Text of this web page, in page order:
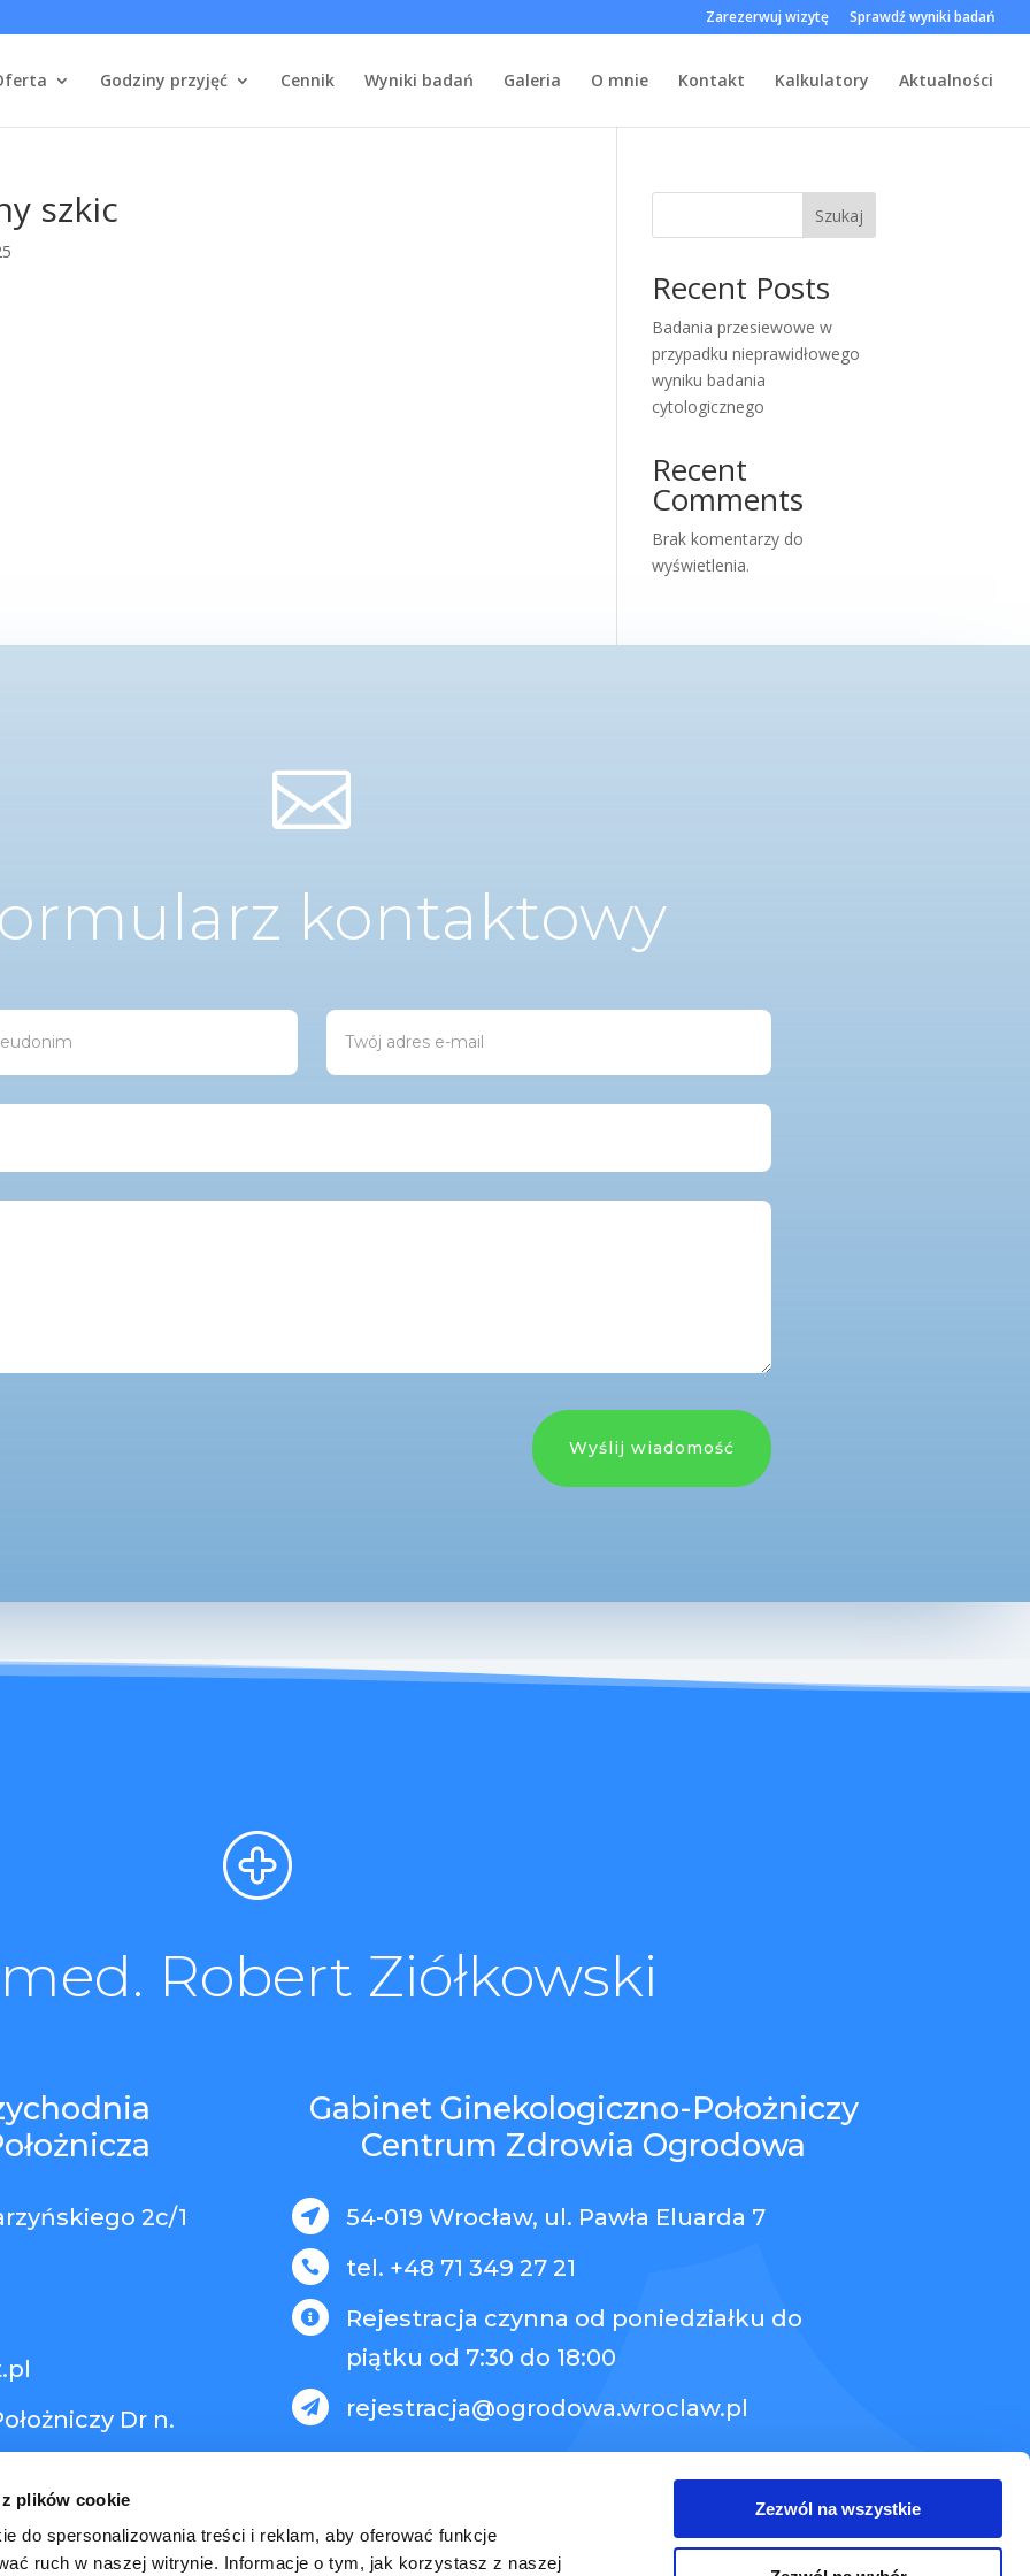
plików cookie
do spersonalizowania treści i reklam, aby oferować funkcje
ruch w naszej witrynie. Informacje o tym, jak korzystasz z naszej
Zezwól na wszystkie
Zarezerwuj wizytę Sprawdź wyniki badań
Godziny przyjęć Cennik Wyniki badań Galeria O mnie Kontakt Kalkulatory Aktualności
szkic Szukaj
Recent Posts
Badania przesiewowe w
przypadku nieprawidłowego
wyniku badania
cytologicznego
Recent
Comments
Brak komentarzy do
wyświetlenia.

kontaktowy
Wyślij wiadomość
Robert Ziółkowski
2c/1
Dr n.
Gabinet Ginekologiczno-Położniczy
Centrum Zdrowia Ogrodowa
 54-019 Wrocław, ul. Pawła Eluarda 7
 tel. +48 71 349 27 21

Rejestracja czynna od poniedziałku do
piątku od 7:30 do 18:00
 rejestracja@ogrodowa.wroclaw.pl